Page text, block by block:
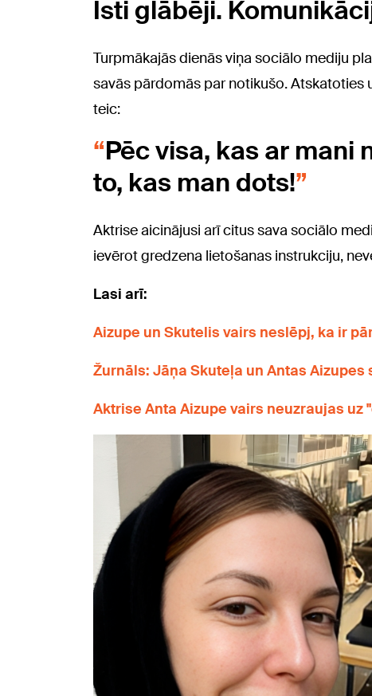
Īsti glābēji.
Turpmākajās dienās viņa sociālo mediju
savās pārdomās par notikušo.
teic:
Pēc visa, kas ar mani
to, kas man dots!
Aktrise aicinājusi arī citus sava sociālo
ievērot gredzena lietošanas instrukciju,
Lasi arī:
Aizupe un Skutelis vairs neslēpj, ka ir
Žurnāls: Jāņa Skuteļa un Antas
Aktrise Anta Aizupe vairs neuzraujas uz